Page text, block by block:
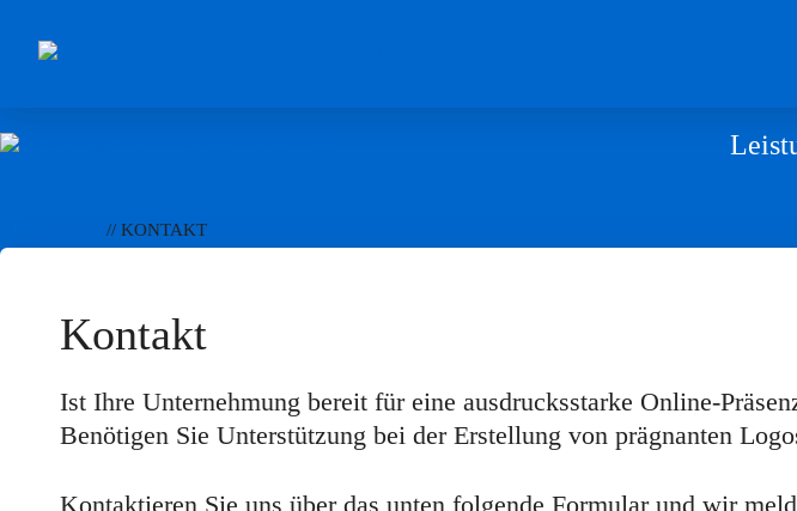
Inhalt
springen
// KONTAKT
Kontakt
Ist Ihre Unternehmung bereit für eine ausdrucksstarke Online-
Benötigen Sie Unterstützung bei der Erstellung von prägnanten
Kontaktieren Sie uns über das unten folgende Formular und wir